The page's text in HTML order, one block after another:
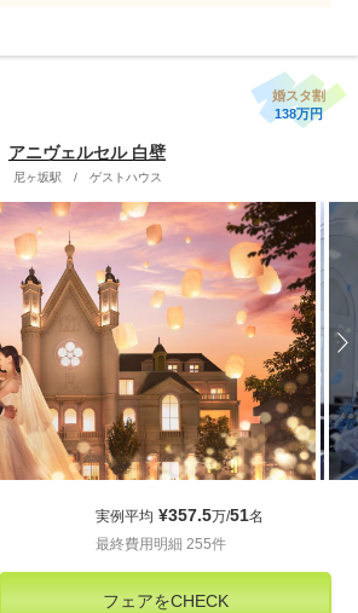
婚スタ割
138万円
アニヴェルセル 白壁
尼ヶ坂駅 / ゲストハウス
実例平均 ¥357.5万/51名
最終費用明細 255件
フェアをCHECK